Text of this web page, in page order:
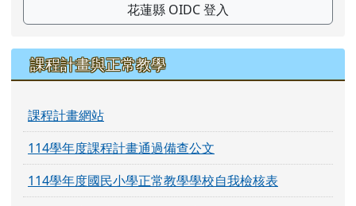
花蓮縣 OIDC 登入
課程計畫與正常教學
課程計畫網站
114學年度課程計畫通過備查公文
114學年度國民小學正常教學學校自我檢核表